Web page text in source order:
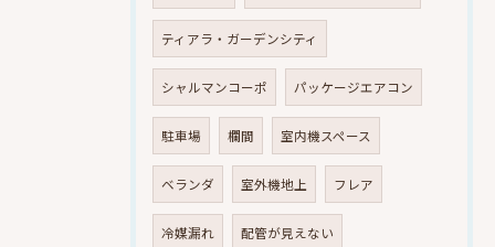
ティアラ・ガーデンシティ
シャルマンコーポ パッケージエアコン
駐車場 欄間 室内機スペース
ベランダ 室外機地上 フレア
冷媒漏れ 配管が見えない